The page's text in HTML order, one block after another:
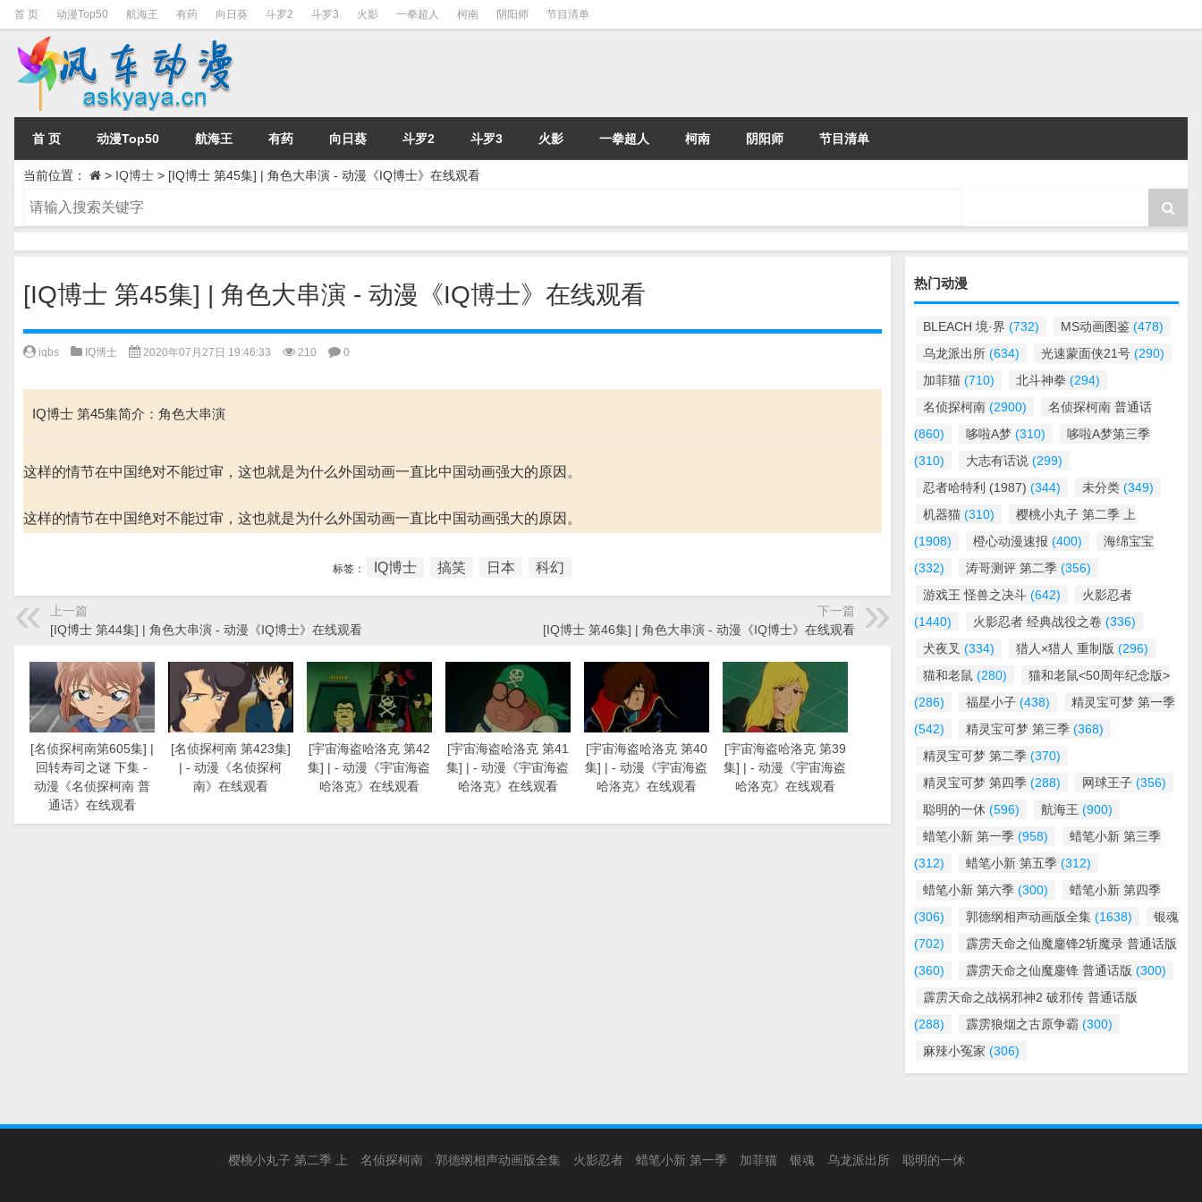
首 页 动漫Top50 航海王 有药 向日葵 斗罗2 斗罗3 火影 一拳超人 柯南 阴阳师 节目清单
首 页 动漫Top50 航海王 有药 向日葵 斗罗2 斗罗3 火影 一拳超人 柯南 阴阳师 节目清单
当前位置： > IQ博士 > [IQ博士 第45集] | 角色大串演 - 动漫《IQ博士》在线观看
[IQ博士 第45集] | 角色大串演 - 动漫《IQ博士》在线观看
iqbs IQ博士 2020年07月27日 19:46:33 210 0
IQ博士 第45集简介：角色大串演
这样的情节在中国绝对不能过审，这也就是为什么外国动画一直比中国动画强大的原因。
这样的情节在中国绝对不能过审，这也就是为什么外国动画一直比中国动画强大的原因。
标签： IQ博士 搞笑 日本 科幻
上一篇
[IQ博士 第44集] | 角色大串演 - 动漫《IQ博士》在线观看
下一篇
[IQ博士 第46集] | 角色大串演 - 动漫《IQ博士》在线观看
[名侦探柯南第605集] |
回转寿司之谜 下集 -
动漫《名侦探柯南 普
通话》在线观看
[名侦探柯南 第423集]
| - 动漫《名侦探柯
南》在线观看
[宇宙海盗哈洛克 第42
集] | - 动漫《宇宙海盗
哈洛克》在线观看
[宇宙海盗哈洛克 第41
集] | - 动漫《宇宙海盗
哈洛克》在线观看
[宇宙海盗哈洛克 第40
集] | - 动漫《宇宙海盗
哈洛克》在线观看
[宇宙海盗哈洛克 第39
集] | - 动漫《宇宙海盗
哈洛克》在线观看
热门动漫
BLEACH 境·界 (732) MS动画图鉴 (478)
乌龙派出所 (634) 光速蒙面侠21号 (290)
加菲猫 (710) 北斗神拳 (294)
名侦探柯南 (2900)
名侦探柯南 普通话
(860)
哆啦A梦 (310)
哆啦A梦第三季
(310)
大志有话说 (299)
忍者哈特利 (1987) (344) 未分类 (349)
机器猫 (310)
樱桃小丸子 第二季 上
(1908)
橙心动漫速报 (400)
海绵宝宝
(332)
涛哥测评 第二季 (356)
游戏王 怪兽之决斗 (642)
火影忍者
(1440)
火影忍者 经典战役之卷 (336)
犬夜叉 (334) 猎人×猎人 重制版 (296)
猫和老鼠 (280)
猫和老鼠<50周年纪念版>
(286)
福星小子 (438)
精灵宝可梦 第一季
(542)
精灵宝可梦 第三季 (368)
精灵宝可梦 第二季 (370)
精灵宝可梦 第四季 (288) 网球王子 (356)
聪明的一休 (596) 航海王 (900)
蜡笔小新 第一季 (958)
蜡笔小新 第三季
(312)
蜡笔小新 第五季 (312)
蜡笔小新 第六季 (300)
蜡笔小新 第四季
(306)
郭德纲相声动画版全集 (1638)
银魂
(702)
霹雳天命之仙魔鏖锋2斩魔录 普通话版
(360)
霹雳天命之仙魔鏖锋 普通话版 (300)
霹雳天命之战祸邪神2 破邪传 普通话版
(288)
霹雳狼烟之古原争霸 (300)
麻辣小冤家 (306)
樱桃小丸子 第二季 上 名侦探柯南 郭德纲相声动画版全集 火影忍者 蜡笔小新 第一季 加菲猫 银魂 乌龙派出所 聪明的一休